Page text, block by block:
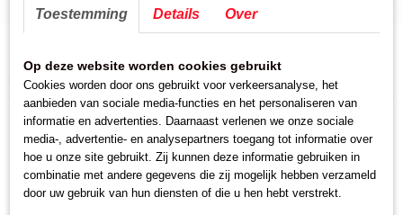
Home>Beschermkleding/Wegwerphandschoenen>Bord-vierkant diep
(zwart) ArtNr:735.576
Toestemming Details Over
Op deze website worden cookies gebruikt
Cookies worden door ons gebruikt voor verkeersanalyse, het
aanbieden van sociale media-functies en het personaliseren van
informatie en advertenties. Daarnaast verlenen we onze sociale
media-, advertentie- en analysepartners toegang tot informatie over
hoe u onze site gebruikt. Zij kunnen deze informatie gebruiken in
combinatie met andere gegevens die zij mogelijk hebben verzameld
door uw gebruik van hun diensten of die u hen hebt verstrekt.